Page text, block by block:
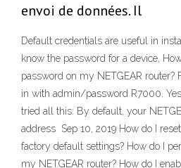
envoi de données. Il
Default credentials are useful in
know the password for a device,
password on my NETGEAR router?
in with admin/password R7000.
tried all this: By default, your
address Sep 10, 2019 How do I
factory default settings? How do I
my NETGEAR router? How do I